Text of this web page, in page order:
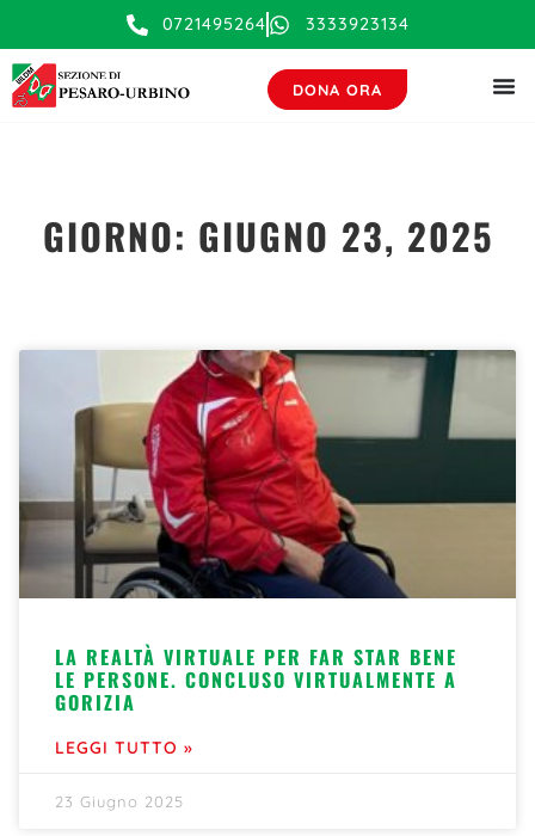
0721495264 3333923134
DONA ORA
GIORNO: GIUGNO 23, 2025
LA REALTÀ VIRTUALE PER FAR STAR BENE
LE PERSONE. CONCLUSO VIRTUALMENTE A
GORIZIA
LEGGI TUTTO »
23 Giugno 2025